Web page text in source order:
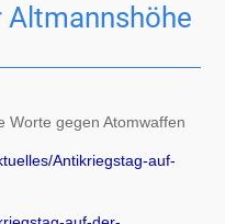
Worte gegen Atomwaffen
Antikriegstag-auf-